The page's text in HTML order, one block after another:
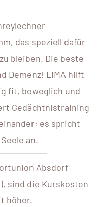
das speziell dafür
bleiben. Die beste
Demenz! LIMA hilft
fit, beweglich und
Gedächtnistraining
es spricht
an.
Absdorf
sind die Kurskosten
höher.